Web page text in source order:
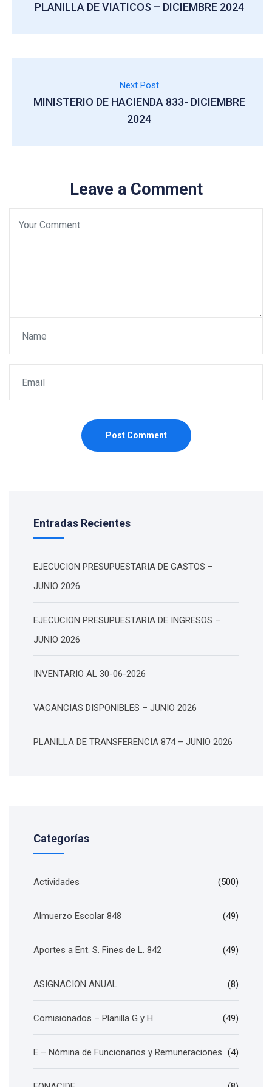
PLANILLA DE VIATICOS – DICIEMBRE 2024
Next Post
MINISTERIO DE HACIENDA 833- DICIEMBRE
2024
Leave a Comment
Post Comment
Entradas Recientes
EJECUCION PRESUPUESTARIA DE GASTOS –
JUNIO 2026
EJECUCION PRESUPUESTARIA DE INGRESOS –
JUNIO 2026
INVENTARIO AL 30-06-2026
VACANCIAS DISPONIBLES – JUNIO 2026
PLANILLA DE TRANSFERENCIA 874 – JUNIO 2026
Categorías
Actividades (500)
Almuerzo Escolar 848 (49)
Aportes a Ent. S. Fines de L. 842 (49)
ASIGNACION ANUAL (8)
Comisionados – Planilla G y H (49)
E – Nómina de Funcionarios y Remuneraciones. (4)